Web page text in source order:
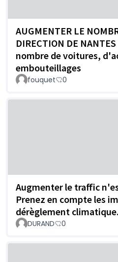
AUGMENTER LE
DIRECTION DE
nombre de voitures,
embouteillages
fouquet 0
Augmenter le traffic
Prenez en compte les
dérèglement climatique.
DURAND 0